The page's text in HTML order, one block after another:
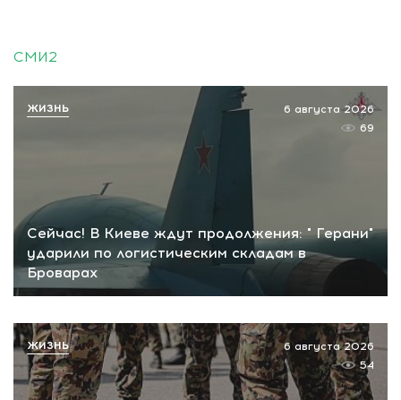
СМИ2
Сейчас! В Киеве ждут продолжения: " Герани"
ударили по логистическим складам в
Броварах
6 августа 2026
69
ЖИЗНЬ
6 августа 2026
54
ЖИЗНЬ